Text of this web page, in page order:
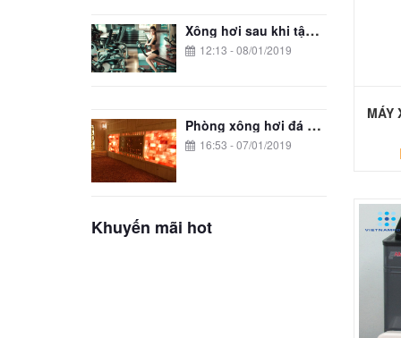
Xông hơi sau khi tập gym có tốt không?
12:13 - 08/01/2019
Phòng xông hơi đá muối cho spa Spafoenix
16:53 - 07/01/2019
Khuyến mãi hot
MÁY